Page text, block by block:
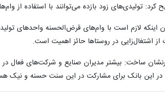
کرد: تولیدی‌های زود بازده می‌توانند با استفاده از
لازم است با وام‌های قرض‌الحسنه واحدهای
از اشتغال‌زایی در روستاها حائز اهمیت است.
ساخت: بیشتر مدیران صنایع و شرکت‌های فعال
در این بانک برای مشارکت در این سنت حسنه و نیک